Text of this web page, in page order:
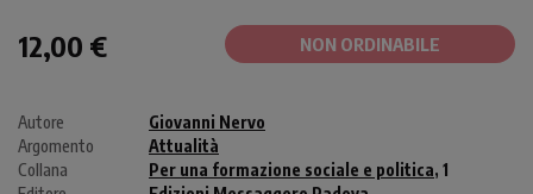
12,00 € NON ORDINABILE
Autore
Giovanni Nervo
Argomento
Attualità
Collana
Per una formazione sociale e politica, 1